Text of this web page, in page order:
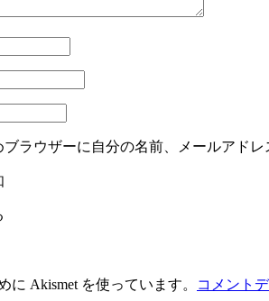
ラウザーに自分の名前、メールアドレ
Akismet を使っています。 コメント